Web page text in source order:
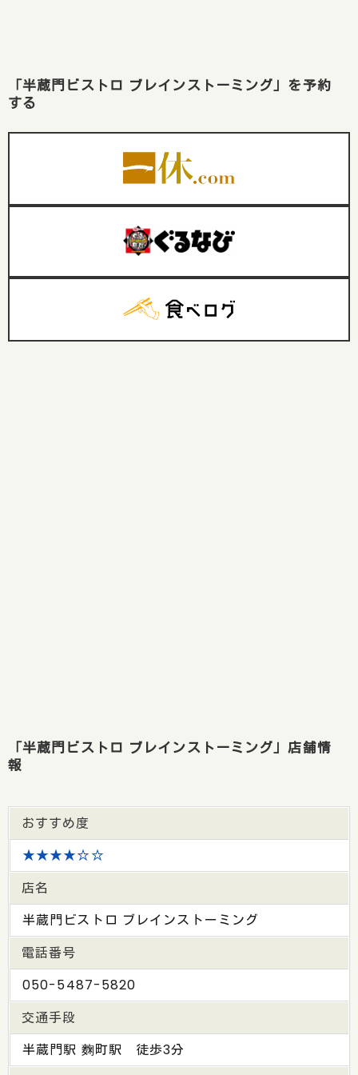
「半蔵門ビストロ ブレインストーミング」を予約
する
「半蔵門ビストロ ブレインストーミング」店舗情
報
おすすめ度
★★★★☆☆
店名
半蔵門ビストロ ブレインストーミング
電話番号
050-5487-5820
交通手段
半蔵門駅 麴町駅 徒歩3分